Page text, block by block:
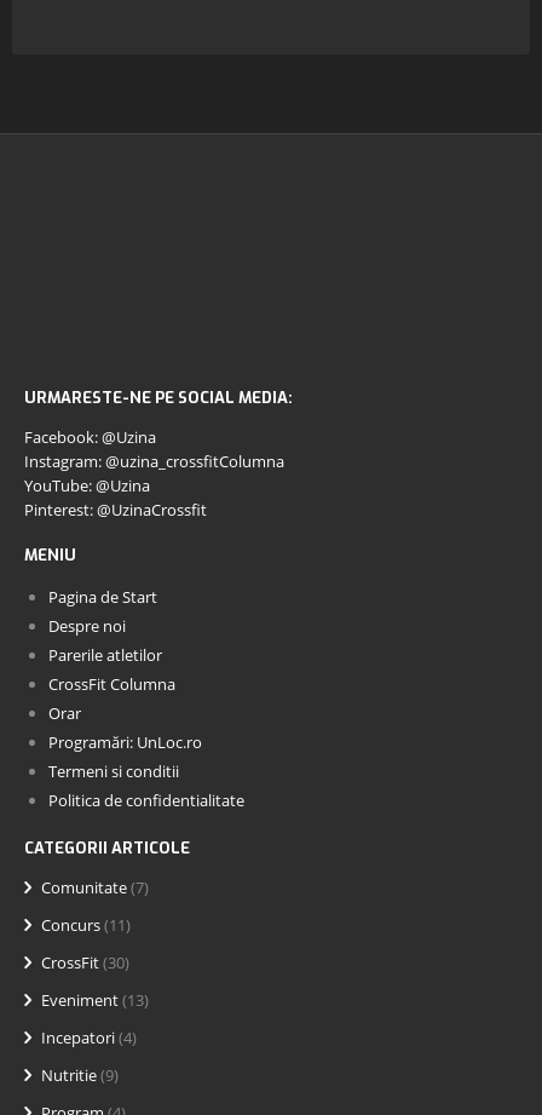
URMARESTE-NE PE SOCIAL MEDIA:
Facebook: @Uzina
Instagram: @uzina_crossfitColumna
YouTube: @Uzina
Pinterest: @UzinaCrossfit
MENIU
Pagina de Start
Despre noi
Parerile atletilor
CrossFit Columna
Orar
Programări: UnLoc.ro
Termeni si conditii
Politica de confidentialitate
CATEGORII ARTICOLE
Comunitate(7)
Concurs(11)
CrossFit(30)
Eveniment(13)
Incepatori(4)
Nutritie(9)